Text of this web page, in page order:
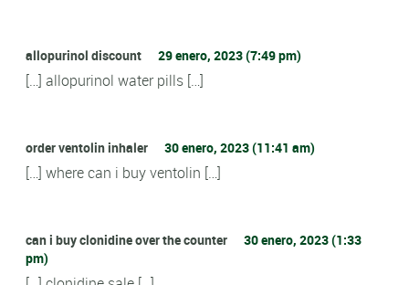
allopurinol discount 29 enero, 2023 (7:49 pm)
[…] allopurinol water pills […]
order ventolin inhaler 30 enero, 2023 (11:41 am)
[…] where can i buy ventolin […]
can i buy clonidine over the counter
30 enero, 2023 (1:33
pm)